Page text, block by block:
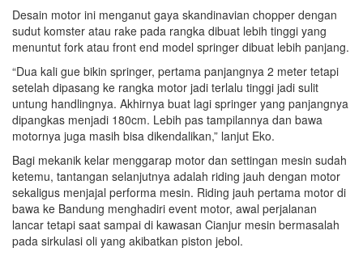
Desain motor ini menganut gaya skandinavian chopper dengan
sudut komster atau rake pada rangka dibuat lebih tinggi yang
menuntut fork atau front end model springer dibuat lebih panjang.
“Dua kali gue bikin springer, pertama panjangnya 2 meter tetapi
setelah dipasang ke rangka motor jadi terlalu tinggi jadi sulit
untung handlingnya. Akhirnya buat lagi springer yang panjangnya
dipangkas menjadi 180cm. Lebih pas tampilannya dan bawa
motornya juga masih bisa dikendalikan,” lanjut Eko.
Bagi mekanik kelar menggarap motor dan settingan mesin sudah
ketemu, tantangan selanjutnya adalah riding jauh dengan motor
sekaligus menjajal performa mesin. Riding jauh pertama motor di
bawa ke Bandung menghadiri event motor, awal perjalanan
lancar tetapi saat sampai di kawasan Cianjur mesin bermasalah
pada sirkulasi oli yang akibatkan piston jebol.